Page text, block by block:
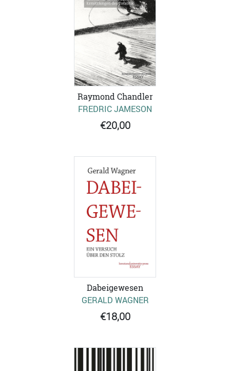
Raymond Chandler
FREDRIC JAMESON
€20,00
Dabeigewesen
GERALD WAGNER
€18,00